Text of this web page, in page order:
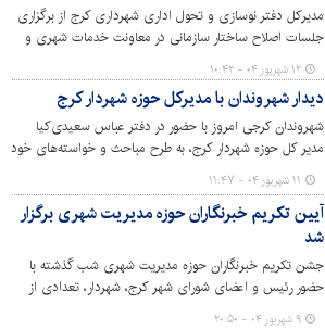
مدیرکل دفتر نوسازی و تحول اداری شهرداری کرج از برگزاری
جلسات اصلاح ساختار سازمانی در معاونت خدمات شهری و
سازمان‌های مدیریت پسماند، مدیریت آرامستان‌ها، سیما، منظر
و فضای سبز شهری، سرمایه‌گذاری و مشارکت‌ها، مشاغل
شهری و فراورده‌های کشاورزی، در هفته‌ جاری خبر داد.
۱۲ شهریور ۰۴ - ۱۰:۴۲
دیدار شهروندان با مدیرکل حوزه شهردار کرج
شهروندان کرجی امروز با حضور در دفتر عباس سعیدی‌کیا
مدیر کل حوزه شهردار کرج، به طرح مباحث و خواسته‌های خود
پرداختند.
۱۱ شهریور ۰۴ - ۱۱:۴۷
آیین تکریم خبرنگاران حوزه مدیریت شهری برگزار
شد
جشن تکریم خبرنگاران حوزه مدیریت شهری شب گذشته با
حضور رئیس و اعضای شورای شهر کرج، شهردار، تعدادی از
مدیران شهری و استانی و اصحاب رسانه برگزار شد.
۹ شهریور ۰۴ - ۲۰:۵۰